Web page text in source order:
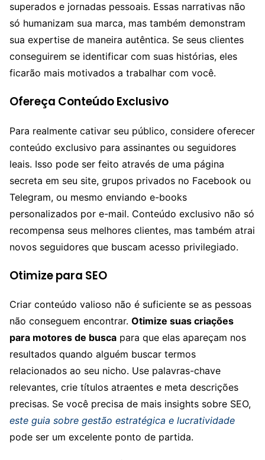
superados e jornadas pessoais. Essas narrativas não
só humanizam sua marca, mas também demonstram
sua expertise de maneira autêntica. Se seus clientes
conseguirem se identificar com suas histórias, eles
ficarão mais motivados a trabalhar com você.
Ofereça Conteúdo Exclusivo
Para realmente cativar seu público, considere oferecer
conteúdo exclusivo para assinantes ou seguidores
leais. Isso pode ser feito através de uma página
secreta em seu site, grupos privados no Facebook ou
Telegram, ou mesmo enviando e-books
personalizados por e-mail. Conteúdo exclusivo não só
recompensa seus melhores clientes, mas também atrai
novos seguidores que buscam acesso privilegiado.
Otimize para SEO
Criar conteúdo valioso não é suficiente se as pessoas
não conseguem encontrar. Otimize suas criações
para motores de busca para que elas apareçam nos
resultados quando alguém buscar termos
relacionados ao seu nicho. Use palavras-chave
relevantes, crie títulos atraentes e meta descrições
precisas. Se você precisa de mais insights sobre SEO,
este guia sobre gestão estratégica e lucratividade
pode ser um excelente ponto de partida.